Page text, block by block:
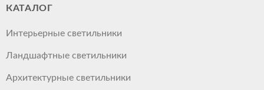
КАТАЛОГ
Интерьерные светильники
Ландшафтные светильники
Архитектурные светильники